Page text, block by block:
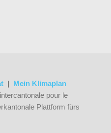
| Mein Klimaplan
pour le
Plattform fürs